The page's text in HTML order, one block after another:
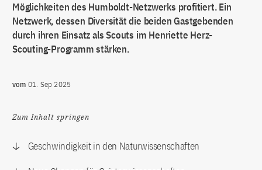
Möglichkeiten des Humboldt-Netzwerks profitiert. Ein
Netzwerk, dessen Diversität die beiden Gastgebenden
durch ihren Einsatz als Scouts im Henriette Herz-
Scouting-Programm stärken.
vom 01. Sep 2025
Zum Inhalt springen
Geschwindigkeit in den Naturwissenschaften